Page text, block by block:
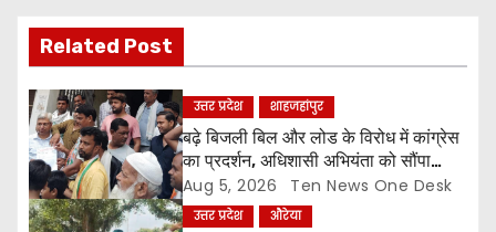
i
g
a
t
i
Related Post
उत्तर प्रदेश शाहजहांपुर
बढ़े बिजली बिल और लोड के विरोध में कांग्रेस
का प्रदर्शन, अधिशासी अभियंता को सौंपा
ज्ञापन
Aug 5, 2026 Ten News One Desk
उत्तर प्रदेश औरेया